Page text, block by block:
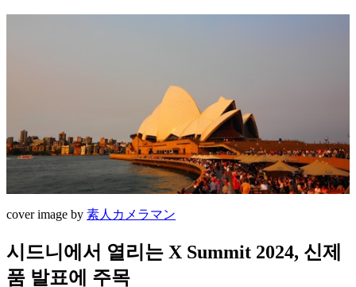
cover image by 素人カメラマン
시드니에서 열리는 X Summit 2024, 신제
품 발표에 주목